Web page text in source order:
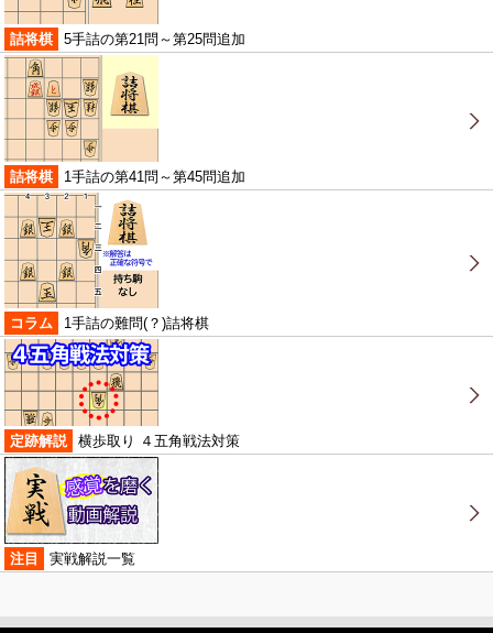
詰将棋 5手詰の第21問～第25問追加
詰将棋 1手詰の第41問～第45問追加
コラム 1手詰の難問(？)詰将棋
定跡解説 横歩取り ４五角戦法対策
注目 実戦解説一覧